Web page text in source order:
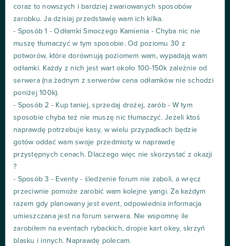
coraz to nowszych i bardziej zwariowanych sposobów
zarobku. Ja dzisiaj przedstawię wam ich kilka.
- Sposób 1 - Odłamki Smoczego Kamienia - Chyba nic nie
muszę tłumaczyć w tym sposobie. Od poziomu 30 z
potworów, które dorównują poziomem wam, wypadają wam
odłamki. Każdy z nich jest wart około 100-150k zależnie od
serwera (na żadnym z serwerów cena odłamków nie schodzi
poniżej 100k).
- Sposób 2 - Kup taniej, sprzedaj drożej, zarób - W tym
sposobie chyba też nie muszę nic tłumaczyć. Jeżeli ktoś
naprawdę potrzebuje kasy, w wielu przypadkach będzie
gotów oddać wam swoje przedmioty w naprawdę
przystępnych cenach. Dlaczego więc nie skorzystać z okazji
?
- Sposób 3 - Eventy - śledzenie forum nie zaboli, a wręcz
przeciwnie pomoże zarobić wam kolejne yangi. Za każdym
razem gdy planowany jest event, odpowiednia informacja
umieszczana jest na forum serwera. Nie wspomnę ile
zarobiłem na eventach rybackich, dropie kart okey, skrzyń
blasku i innych. Naprawdę polecam.